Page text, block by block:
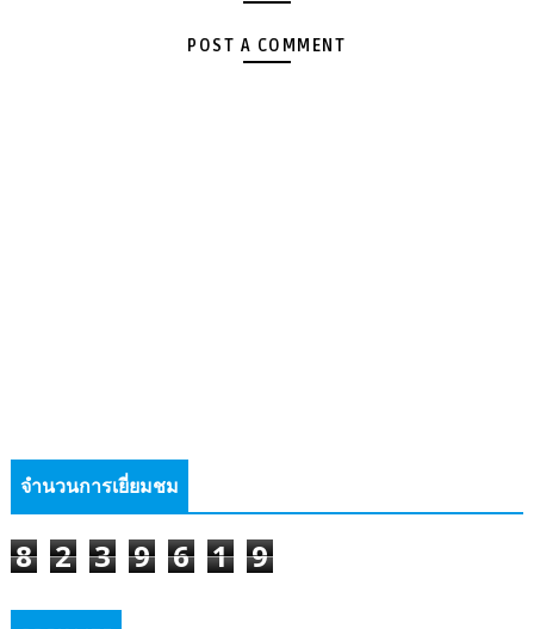
POST A COMMENT
จำนวนการเยี่ยมชม
8 2 3 9 6 1 9